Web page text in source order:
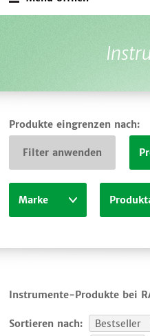
Produkte eingrenzen nach:
Filter anwenden
Marke
Instrumente-Produkte bei
Sortieren nach:
Bestseller